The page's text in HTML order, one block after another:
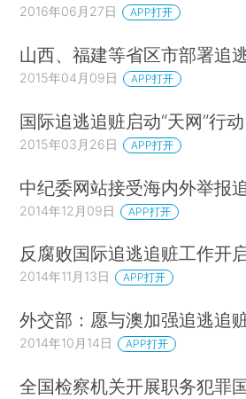
2016年06月27日 APP打开
山西、福建等省区市部署追
2015年04月09日 APP打开
国际追逃追赃启动“天网”行动
2015年03月26日 APP打开
中纪委网站接受海内外举报
2014年12月09日 APP打开
反腐败国际追逃追赃工作开
2014年11月13日 APP打开
外交部：愿与澳加强追逃追
2014年10月14日 APP打开
全国检察机关开展职务犯罪